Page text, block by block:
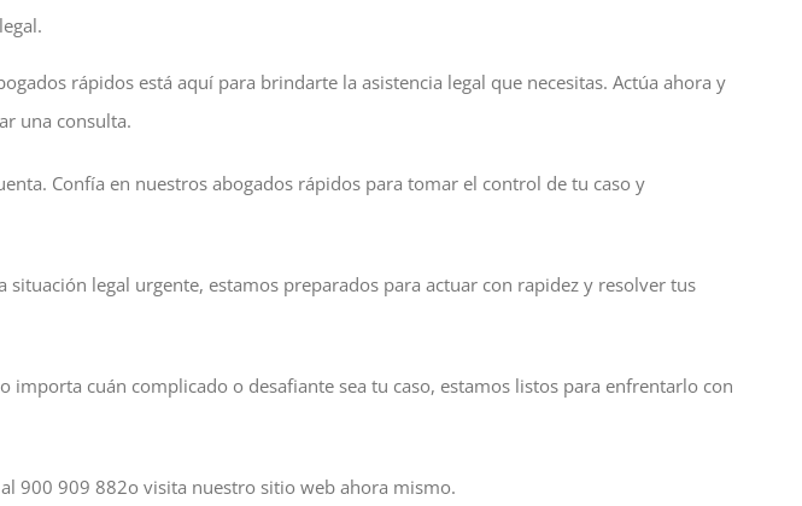
rápidos está aquí para brindarte la asistencia legal que necesitas. Actúa ahora y
una consulta.
Confía en nuestros abogados rápidos para tomar el control de tu caso y
legal urgente, estamos preparados para actuar con rapidez y resolver tus
importa cuán complicado o desafiante sea tu caso, estamos listos para enfrentarlo con
900 909 882o visita nuestro sitio web ahora mismo.